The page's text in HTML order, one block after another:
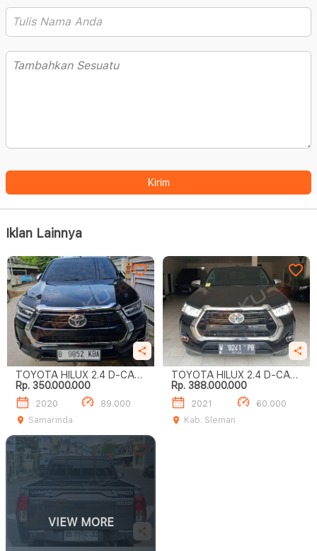
Kirim
Iklan Lainnya
TOYOTA HILUX 2.4 D-CAB
V (4X4)
Rp. 350.000.000
2020
89.000
Samarinda
TOYOTA HILUX 2.4 D-CAB
G (4X4)
Rp. 388.000.000
2021
60.000
Kab. Sleman
VIEW MORE